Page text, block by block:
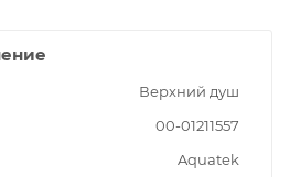
Верхний душ
00-01211557
Aquatek